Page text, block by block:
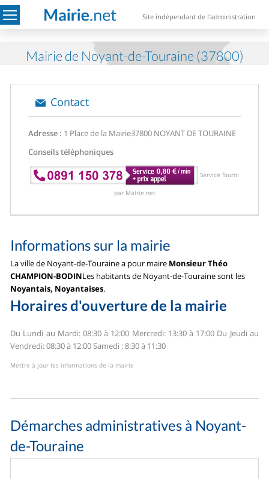
Site indépendant de l'administration
Mairie de Noyant-de-Touraine (37800)
Contact
Adresse : 1 Place de la Mairie37800 NOYANT DE TOURAINE
Conseils téléphoniques
Service fourni
par Mairie.net
Informations sur la mairie
La ville de Noyant-de-Touraine a pour maire Monsieur Théo
CHAMPION-BODINLes habitants de Noyant-de-Touraine sont les
Noyantais, Noyantaises.
Horaires d'ouverture de la mairie
Du Lundi au Mardi: 08:30 à 12:00 Mercredi: 13:30 à 17:00 Du Jeudi au
Vendredi: 08:30 à 12:00Samedi : 8:30 à 11:30
Mettre à jour les informations de la mairie
Démarches administratives à Noyant-
de-Touraine